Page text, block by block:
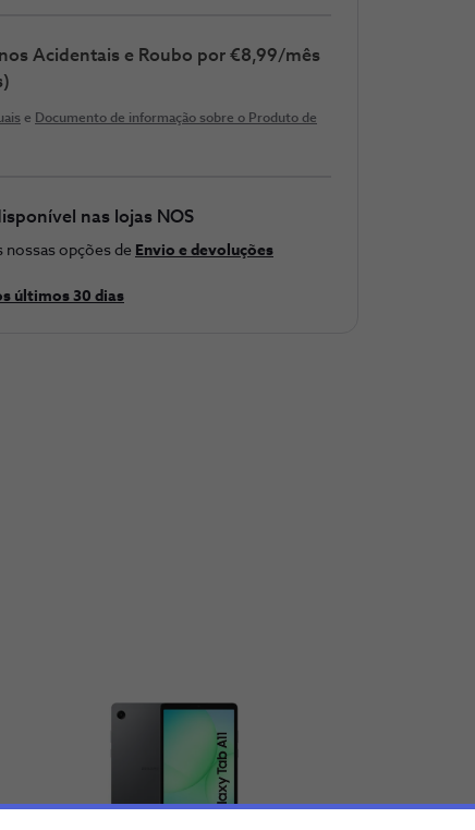
Acidentais e Roubo por €8,99/mês
e Documento de informação sobre o Produto de
nas lojas NOS
nossas opções de Envio e devoluções
últimos 30 ​dias